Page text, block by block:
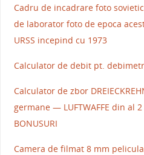
Cadru de incadrare foto
de laborator foto de epoca
URSS incepind cu 1973
Calculator de debit pt.
Calculator de zbor
germane — LUFTWAFFE din al
BONUSURI
Camera de filmat 8 mm pelicula